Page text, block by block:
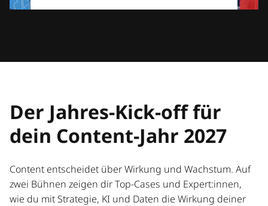
Powered byUsercentrics Consent
Der Jahres-Kick-off für
dein Content-Jahr 2027
Content entscheidet über Wirkung und Wachstum. Auf
zwei Bühnen zeigen dir Top-Cases und Expert:innen,
wie du mit Strategie, KI und Daten die Wirkung deiner